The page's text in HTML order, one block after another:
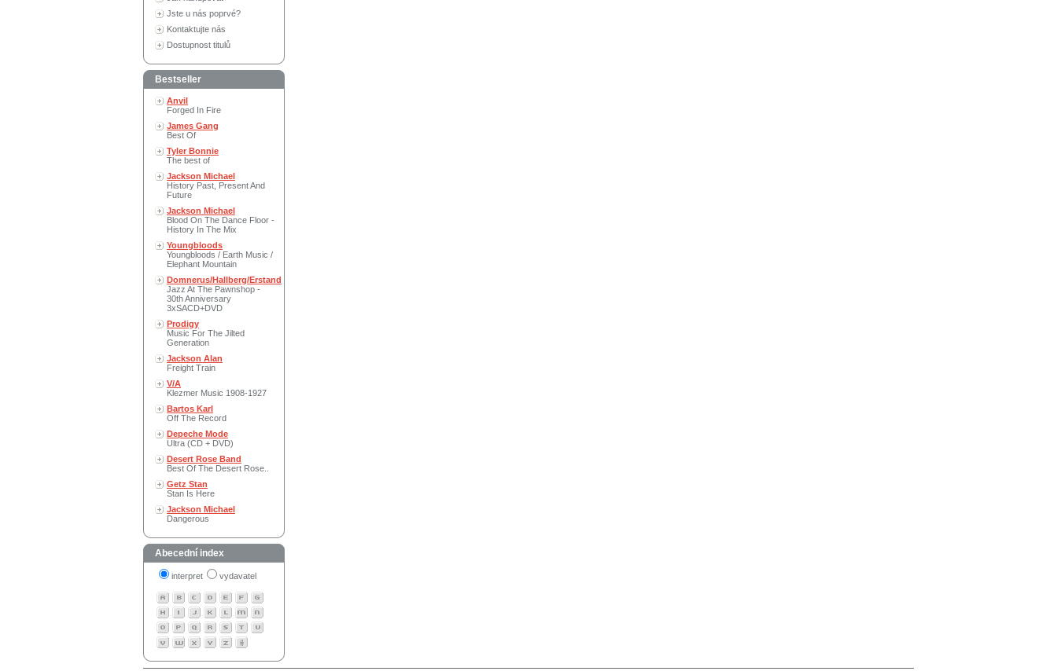
Jste u nás poprvé?
Kontaktujte nás
Dostupnost titulů
Bestseller
Anvil
Forged In Fire
James Gang
Best Of
Tyler Bonnie
The best of
Jackson Michael
History Past, Present And
Future
Jackson Michael
Blood On The Dance Floor -
History In The Mix
Youngbloods
Youngbloods / Earth Music /
Elephant Mountain
Domnerus/Hallberg/Erstand
Jazz At The Pawnshop -
30th Anniversary
3xSACD+DVD
Prodigy
Music For The Jilted
Generation
Jackson Alan
Freight Train
V/A
Klezmer Music 1908-1927
Bartos Karl
Off The Record
Depeche Mode
Ultra (CD + DVD)
Desert Rose Band
Best Of The Desert Rose..
Getz Stan
Stan Is Here
Jackson Michael
Dangerous
Abecední index
interpret vydavatel